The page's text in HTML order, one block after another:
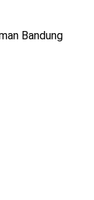
Bandung